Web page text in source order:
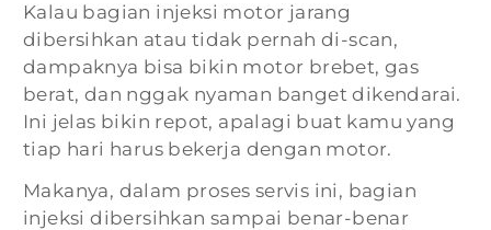
Kalau bagian injeksi motor jarang
dibersihkan atau tidak pernah di-scan,
dampaknya bisa bikin motor brebet, gas
berat, dan nggak nyaman banget dikendarai.
Ini jelas bikin repot, apalagi buat kamu yang
tiap hari harus bekerja dengan motor.
Makanya, dalam proses servis ini, bagian
injeksi dibersihkan sampai benar-benar